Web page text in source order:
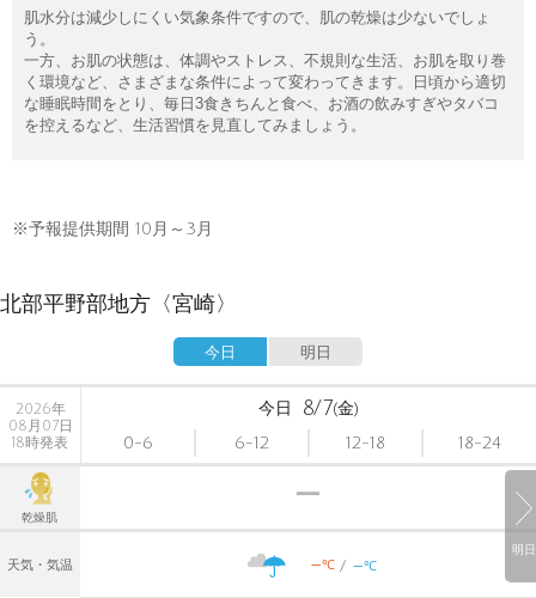
肌水分は減少しにくい気象条件ですので、肌の乾燥は少ないでしょ
う。
一方、お肌の状態は、体調やストレス、不規則な生活、お肌を取り巻
く環境など、さまざまな条件によって変わってきます。日頃から適切
な睡眠時間をとり、毎日3食きちんと食べ、お酒の飲みすぎやタバコ
を控えるなど、生活習慣を見直してみましょう。
※予報提供期間 10月～3月
北部平野部地方〈宮崎〉
今日 明日
明日
2026年
08月07日
18時発表
今日 8/7(金)
0-6
6-12 12-18 18-24
乾燥肌
天気・気温 -℃ -℃